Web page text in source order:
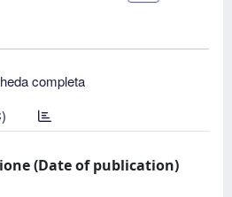
completa
(Date of publication)